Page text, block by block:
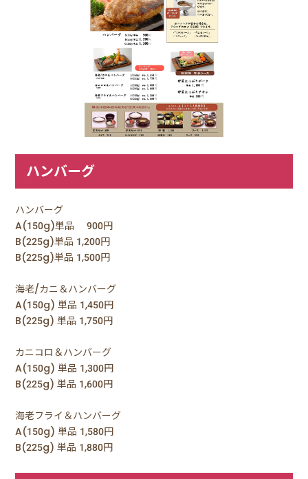
ハンバーグ
ハンバーグ
A(150g)単品 900円
B(225g)単品 1,200円
B(225g)単品 1,500円
海老/カニ＆ハンバーグ
A(150g) 単品 1,450円
B(225g) 単品 1,750円
カニコロ＆ハンバーグ
A(150g) 単品 1,300円
B(225g) 単品 1,600円
海老フライ＆ハンバーグ
A(150g) 単品 1,580円
B(225g) 単品 1,880円